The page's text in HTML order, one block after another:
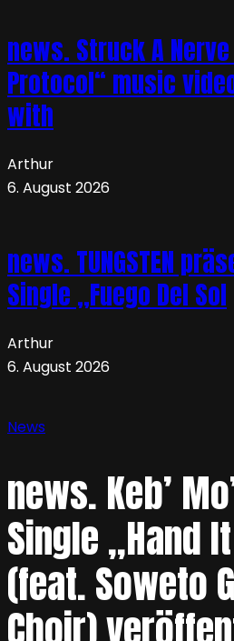
news. Struck A
Protocol“ music
with
Arthur
6. August 2026
news. TUNGSTEN
Single „Fuego Del Sol
Arthur
6. August 2026
News
news. Keb’
Single „Hand
(feat. Soweto
Choir)